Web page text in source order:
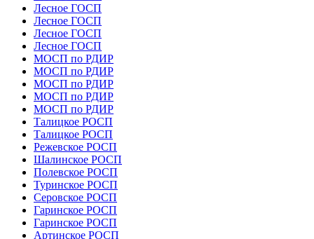
Лесное ГОСП
Лесное ГОСП
Лесное ГОСП
Лесное ГОСП
МОСП по РДИР
МОСП по РДИР
МОСП по РДИР
МОСП по РДИР
МОСП по РДИР
Талицкое РОСП
Талицкое РОСП
Режевское РОСП
Шалинское РОСП
Полевское РОСП
Туринское РОСП
Серовское РОСП
Гаринское РОСП
Гаринское РОСП
Артинское РОСП